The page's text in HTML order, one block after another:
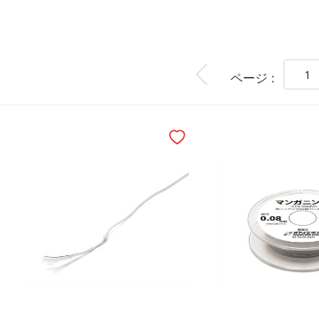
ページ :
ものリストに追加 ほしいものリストに追加